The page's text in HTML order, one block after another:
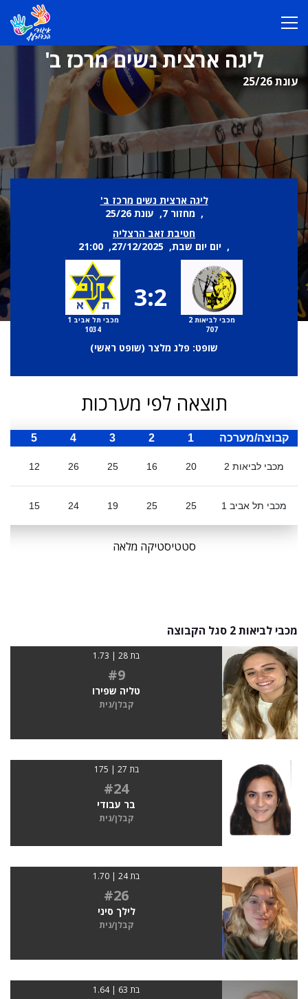
ליגה ארצית נשים מרכז ב'
עונת 25/26
ליגה ארצית נשים מרכז ב'
, מחזור 7, עונת 25/26
חטיבת זאב הרצליה
, יום יום שבת, 27/12/2025, 21:00
מכבי לביאות 2
707
3:2
מכבי תל אביב 1
1034
שופט: פלג מלצר (שופט ראשי)
תוצאה לפי מערכות
קבוצה/מערכה 1
2
3
4
5
מכבי לביאות 2 20
16
25
26
12
מכבי תל אביב 1 25
25
19
24
15
סטטיסטיקה מלאה
מכבי לביאות 2 סגל הקבוצה
בת 28 | 1.73
#9
טליה שפירו
קבלן/נית
בת 27 | 175
#24
בר עבודי
קבלן/נית
בת 24 | 1.70
#26
לילך סיני
קבלן/נית
בת 63 | 1.64